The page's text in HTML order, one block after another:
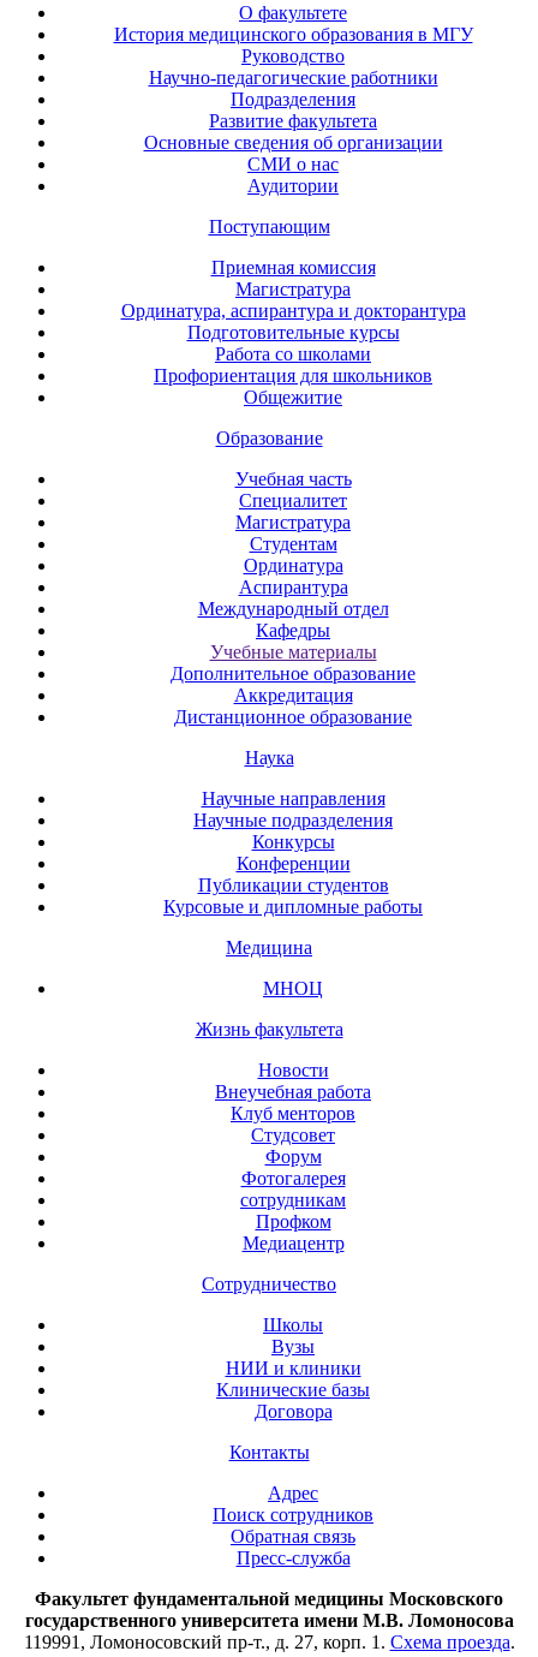
О факультете
История медицинского образования в МГУ
Руководство
Научно-педагогические работники
Подразделения
Развитие факультета
Основные сведения об организации
СМИ о нас
Аудитории
Поступающим
Приемная комиссия
Магистратура
Ординатура, аспирантура и докторантура
Подготовительные курсы
Работа со школами
Профориентация для школьников
Общежитие
Образование
Учебная часть
Специалитет
Магистратура
Студентам
Ординатура
Аспирантура
Международный отдел
Кафедры
Учебные материалы
Дополнительное образование
Аккредитация
Дистанционное образование
Наука
Научные направления
Научные подразделения
Конкурсы
Конференции
Публикации студентов
Курсовые и дипломные работы
Медицина
МНОЦ
Жизнь факультета
Новости
Внеучебная работа
Клуб менторов
Студсовет
Форум
Фотогалерея
сотрудникам
Профком
Медиацентр
Сотрудничество
Школы
Вузы
НИИ и клиники
Клинические базы
Договора
Контакты
Адрес
Поиск сотрудников
Обратная связь
Пресс-служба
Факультет фундаментальной медицины Московского
государственного университета имени М.В. Ломоносова
119991, Ломоносовский пр-т., д. 27, корп. 1. Схема проезда.